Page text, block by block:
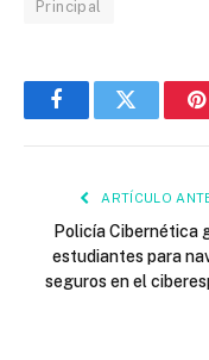
Principal
FacebookTwitter
ARTÍCULO
Policía Cibernética
estudiantes para
seguros en el